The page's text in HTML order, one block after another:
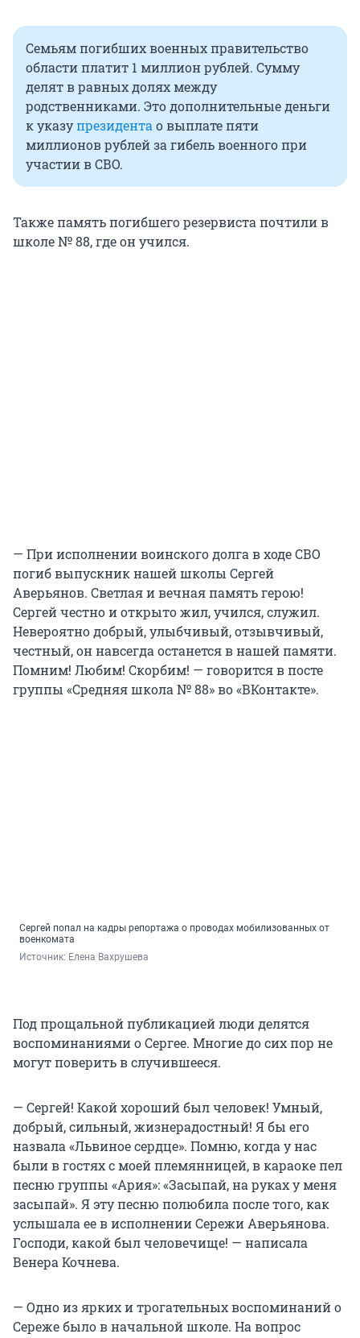
Семьям погибших военных правительство
области платит 1 миллион рублей. Сумму
делят в равных долях между
родственниками. Это дополнительные деньги
к указупрезидентао выплате пяти
миллионов рублей за гибель военного при
участии в СВО.
Также память погибшего резервиста почтили в
школе № 88, где он учился.
— При исполнении воинского долга в ходе СВО
погиб выпускник нашей школы Сергей
Аверьянов. Светлая и вечная память герою!
Сергей честно и открыто жил, учился, служил.
Невероятно добрый, улыбчивый, отзывчивый,
честный, он навсегда останется в нашей памяти.
Помним! Любим! Скорбим! — говорится в посте
группы «Средняя школа № 88» во «ВКонтакте».
Сергей попал на кадры репортажа о проводах мобилизованных от
военкомата
Источник: Елена Вахрушева
Под прощальной публикацией люди делятся
воспоминаниями о Сергее. Многие до сих пор не
могут поверить в случившееся.
— Сергей! Какой хороший был человек! Умный,
добрый, сильный, жизнерадостный! Я бы его
назвала «Львиное сердце». Помню, когда у нас
были в гостях с моей племянницей, в караоке пел
песню группы «Ария»: «Засыпай, на руках у меня
засыпай». Я эту песню полюбила после того, как
услышала ее в исполнении Сережи Аверьянова.
Господи, какой был человечище! — написала
Венера Кочнева.
— Одно из ярких и трогательных воспоминаний о
Сереже было в начальной школе. На вопрос